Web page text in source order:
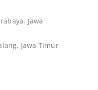
Jawa
Jawa Timur